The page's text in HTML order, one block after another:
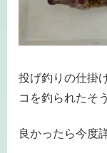
投げ釣りの仕掛
コを釣られたそ
良かったら今度